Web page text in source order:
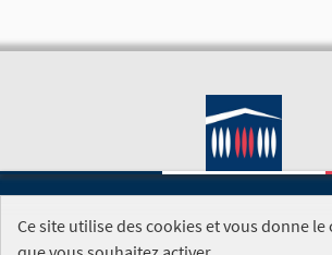
SITE DE L'ASSEMBLÉE
Ce site utilise des cookies et vous donne